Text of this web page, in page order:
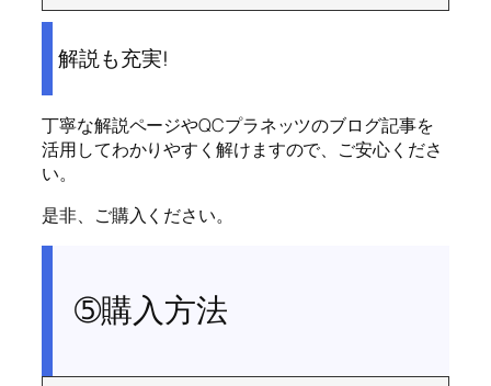
解説も充実!
丁寧な解説ページやQCプラネッツのブログ記事を
活用してわかりやすく解けますので、ご安心くださ
い。
是非、ご購入ください。
➄購入方法